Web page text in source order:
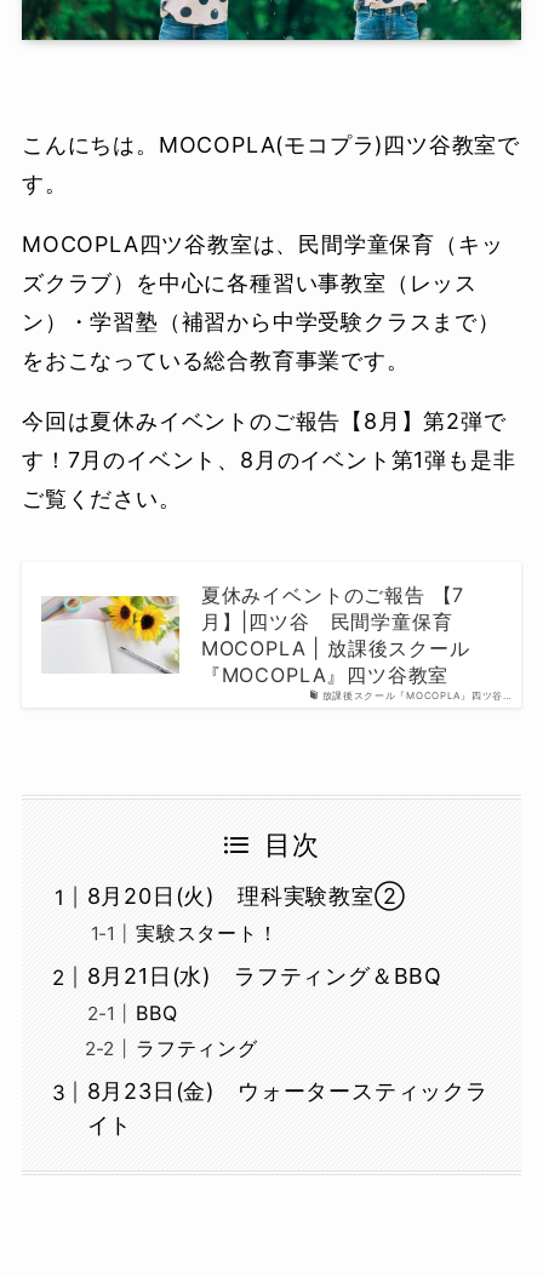
こんにちは。MOCOPLA(モコプラ)四ツ谷教室で
す。
MOCOPLA四ツ谷教室は、民間学童保育（キッ
ズクラブ）を中心に各種習い事教室（レッス
ン）・学習塾（補習から中学受験クラスまで）
をおこなっている総合教育事業です。
今回は夏休みイベントのご報告【8月】第2弾で
す！7月のイベント、8月のイベント第1弾も是非
ご覧ください。
放課後スクール『MOCOPLA』四ツ谷…
夏休みイベントのご報告 【7
月】|四ツ谷 民間学童保育
MOCOPLA | 放課後スクール
『MOCOPLA』四ツ谷教室
目次
8月20日(火) 理科実験教室②
実験スタート！
8月21日(水) ラフティング＆BBQ
BBQ
ラフティング
8月23日(金) ウォータースティックラ
イト